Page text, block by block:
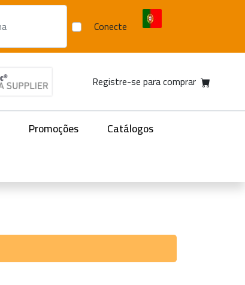
Conecte
Registre-se para comprar
Promoções
Catálogos